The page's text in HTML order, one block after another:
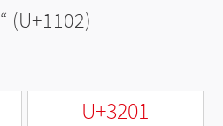
“ (U+1102)
U+3201